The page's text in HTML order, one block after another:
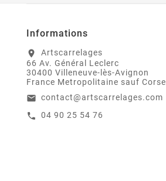
Informations
location_on
Artscarrelages
66 Av. Général Leclerc
30400 Villeneuve-lès-Avignon
France Metropolitaine sauf Corse
email contact@artscarrelages.com
call 04 90 25 54 76